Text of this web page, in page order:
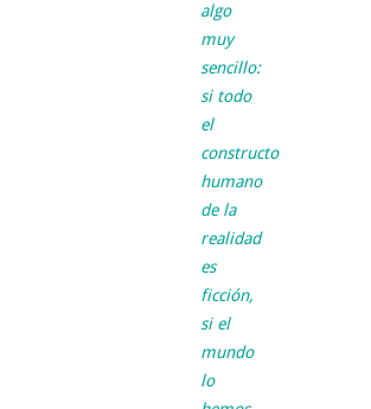
algo
muy
sencillo:
si todo
el
constructo
humano
de la
realidad
es
ficción,
si el
mundo
lo